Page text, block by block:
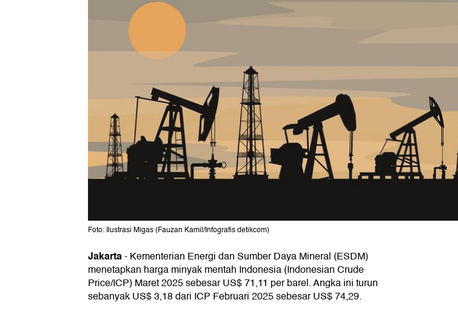
Foto: Ilustrasi Migas (Fauzan Kamil/Infografis detikcom)
Jakarta-Kementerian Energi dan Sumber Daya Mineral (ESDM)
menetapkan harga minyak mentah Indonesia (Indonesian Crude
Price/ICP) Maret 2025 sebesar US$ 71,11 per barel. Angka ini turun
sebanyak US$ 3,18 dari ICP Februari 2025 sebesar US$ 74,29.